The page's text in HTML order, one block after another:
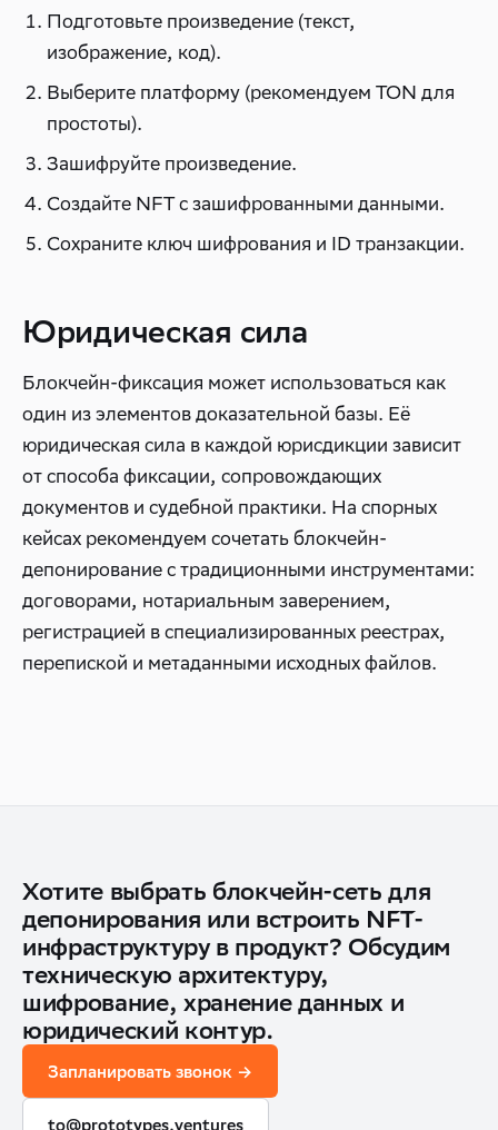
Подготовьте произведение (текст,
изображение, код).
Выберите платформу (рекомендуем TON для
простоты).
Зашифруйте произведение.
Создайте NFT с зашифрованными данными.
Сохраните ключ шифрования и ID транзакции.
Юридическая сила
Блокчейн-фиксация может использоваться как
один из элементов доказательной базы. Её
юридическая сила в каждой юрисдикции зависит
от способа фиксации, сопровождающих
документов и судебной практики. На спорных
кейсах рекомендуем сочетать блокчейн-
депонирование с традиционными инструментами:
договорами, нотариальным заверением,
регистрацией в специализированных реестрах,
перепиской и метаданными исходных файлов.
Хотите выбрать блокчейн-сеть для
депонирования или встроить NFT-
инфраструктуру в продукт? Обсудим
техническую архитектуру,
шифрование, хранение данных и
юридический контур.
Запланировать звонок →
to@prototypes.ventures